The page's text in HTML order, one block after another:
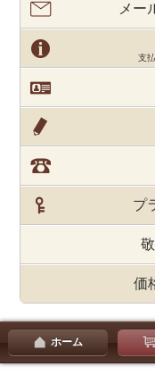
メー
支
プ
価
ホーム